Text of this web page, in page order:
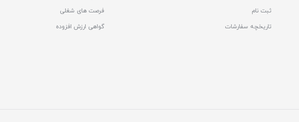
ثبت نام
تاریخچه سفارشات
فرصت های شغلی
گواهی ارزش افزوده